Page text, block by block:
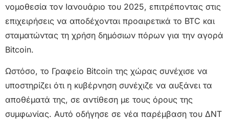
νομοθεσία τον Ιανουάριο του 2025, επιτρέποντας στις
επιχειρήσεις να αποδέχονται προαιρετικά το BTC και
σταματώντας τη χρήση δημόσιων πόρων για την αγορά
Bitcoin.
Ωστόσο, το Γραφείο Bitcoin της χώρας συνέχισε να
υποστηρίζει ότι η κυβέρνηση συνέχιζε να αυξάνει τα
αποθέματά της, σε αντίθεση με τους όρους της
συμφωνίας. Αυτό οδήγησε σε νέα παρέμβαση του ΔΝΤ